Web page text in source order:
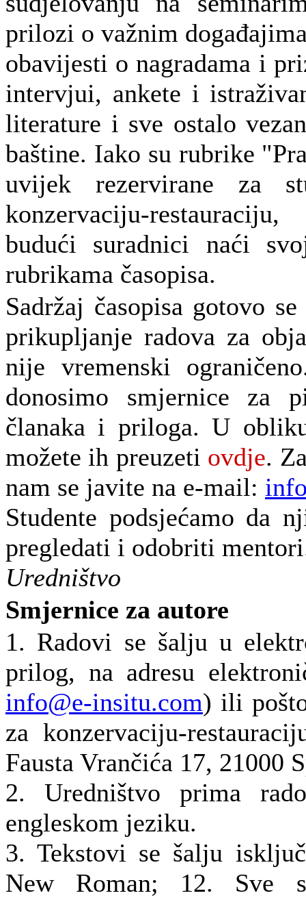
prilozi o važnim
obavijesti o nagradama i
intervjui, ankete i
literature i sve ostalo
baštine. Iako su rubrike
uvijek rezervirane za
konzervaciju-
budući suradnici naći
rubrikama časopisa.
Sadržaj časopisa gotovo
prikupljanje radova za
nije vremenski
donosimo smjernice za
članaka i priloga. U
možete ih preuzeti ovdje.
nam se javite na e-mail:
Studente podsjećamo da
pregledati i odobriti
Uredništvo
Smjernice za autore
1. Radovi se šalju u
prilog, na adresu
info@e-insitu.com) ili
za konzervaciju-
Fausta Vrančića 17, 21000
2. Uredništvo prima
engleskom jeziku.
3. Tekstovi se šalju
New Roman; 12. Sve